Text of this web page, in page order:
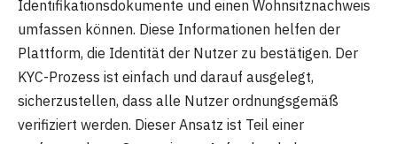
Identifikationsdokumente und einen Wohnsitznachweis
umfassen können. Diese Informationen helfen der
Plattform, die Identität der Nutzer zu bestätigen. Der
KYC-Prozess ist einfach und darauf ausgelegt,
sicherzustellen, dass alle Nutzer ordnungsgemäß
verifiziert werden. Dieser Ansatz ist Teil einer